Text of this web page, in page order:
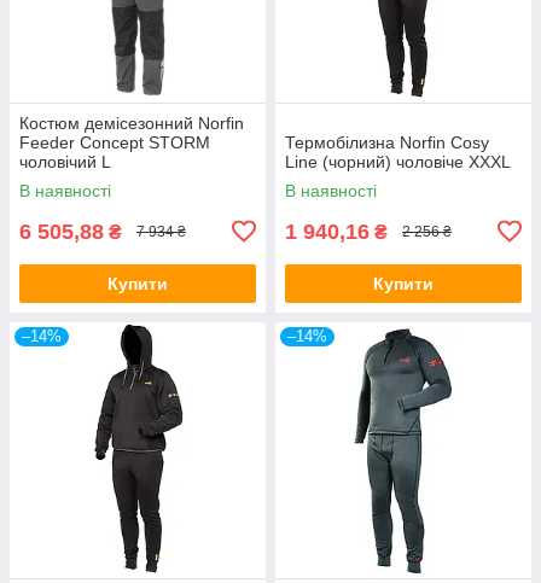
Костюм демісезонний Norfin
Feeder Concept STORM
чоловічий L
В наявності
6 505,88 ₴ 7 934 ₴
Купити
Термобілизна Norfin Cosy
Line (чорний) чоловіче XXXL
В наявності
1 940,16 ₴ 2 256 ₴
Купити
–14% –14%